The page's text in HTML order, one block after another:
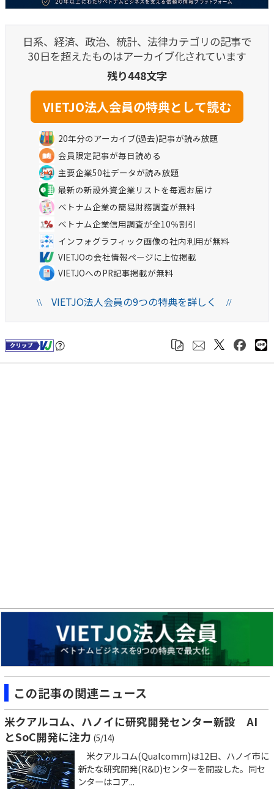
日系、経済、政治、統計、法律カテゴリの記事で
30日を超えたものはアーカイブ化されています
残り448文字
20年分のアーカイブ(過去)記事が読み放題
会員限定記事が毎日読める
主要企業50社データが読み放題
最新の新設外資企業リストを毎週お届け
ベトナム企業の簡易財務調査が無料
ベトナム企業信用調査が全10％割引
インフォグラフィック画像の社内利用が無料
VIETJOの会社情報ページに上位掲載
VIETJOへのPR記事掲載が無料
\\VIETJO法人会員の9つの特典を詳しく //
この記事の関連ニュース
米クアルコム、ハノイに研究開発センター新設 AI
とSoC開発に注力 (5/14)
米クアルコム(Qualcomm)は12日、ハノイ市に
新たな研究開発(R&D)センターを開設した。同セ
ンターはコア...